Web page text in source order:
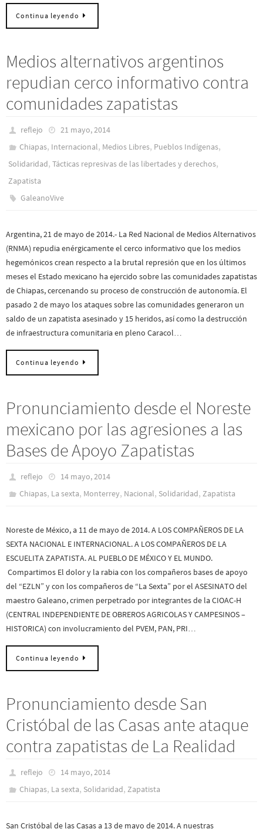
Continua leyendo
Medios alternativos argentinos
repudian cerco informativo contra
comunidades zapatistas
reflejo
21 mayo, 2014
Chiapas, Internacional, Medios Libres, Pueblos Indí­genas,
Solidaridad, Tácticas represivas de las libertades y derechos,
Zapatista
GaleanoVive
Argentina, 21 de mayo de 2014.- La Red Nacional de Medios Alternativos
(RNMA) repudia enérgicamente el cerco informativo que los medios
hegemónicos crean respecto a la brutal represión que en los últimos
meses el Estado mexicano ha ejercido sobre las comunidades zapatistas
de Chiapas, cercenando su proceso de construcción de autonomía. El
pasado 2 de mayo los ataques sobre las comunidades generaron un
saldo de un zapatista asesinado y 15 heridos, así como la destrucción
de infraestructura comunitaria en pleno Caracol…
Continua leyendo
Pronunciamiento desde el Noreste
mexicano por las agresiones a las
Bases de Apoyo Zapatistas
reflejo
14 mayo, 2014
Chiapas, La sexta, Monterrey, Nacional, Solidaridad,Zapatista
Noreste de México, a 11 de mayo de 2014. A LOS COMPAÑEROS DE LA
SEXTA NACIONAL E INTERNACIONAL. A LOS COMPAÑEROS DE LA
ESCUELITA ZAPATISTA. AL PUEBLO DE MÉXICO Y EL MUNDO.
Compartimos El dolor y la rabia con los compañeros bases de apoyo
del “EZLN” y con los compañeros de “La Sexta” por el ASESINATO del
maestro Galeano, crimen perpetrado por integrantes de la CIOAC-H
(CENTRAL INDEPENDIENTE DE OBREROS AGRICOLAS Y CAMPESINOS –
HISTORICA) con involucramiento del PVEM, PAN, PRI…
Continua leyendo
Pronunciamiento desde San
Cristóbal de las Casas ante ataque
contra zapatistas de La Realidad
reflejo
14 mayo, 2014
Chiapas, La sexta, Solidaridad,Zapatista
San Cristóbal de las Casas a 13 de mayo de 2014. A nuestras